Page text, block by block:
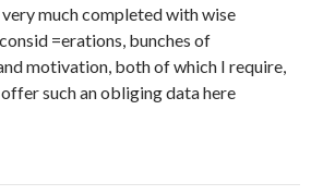
much completed with wise
=erations, bunches of
motivation, both of which I require,
such an obliging data here